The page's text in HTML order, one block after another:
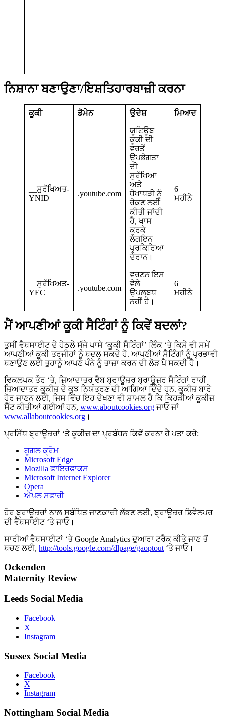
ਨਿਸ਼ਾਨਾ ਬਣਾਉਣਾ/ਇਸ਼ਤਿਹਾਰਬਾਜ਼ੀ ਕਰਨਾ
ਕੂਕੀ ਡੋਮੇਨ ਉਦੇਸ਼ ਮਿਆਦ
__ਸੁਰੱਖਿਅਤ-
YNID
.youtube.com
ਯੂਟਿਊਬ
ਕੂਕੀ ਦੀ
ਵਰਤੋਂ
ਉਪਭੋਗਤਾ
ਦੀ
ਸੁਰੱਖਿਆ
ਅਤੇ
ਧੋਖਾਧੜੀ ਨੂੰ
ਰੋਕਣ ਲਈ
ਕੀਤੀ ਜਾਂਦੀ
ਹੈ, ਖਾਸ
ਕਰਕੇ
ਲੌਗਇਨ
ਪ੍ਰਕਿਰਿਆ
ਦੌਰਾਨ।
6
ਮਹੀਨੇ
__ਸੁਰੱਖਿਅਤ-
YEC
.youtube.com
ਵਰਣਨ ਇਸ
ਵੇਲੇ
ਉਪਲਬਧ
ਨਹੀਂ ਹੈ।
6
ਮਹੀਨੇ
ਮੈਂ ਆਪਣੀਆਂ ਕੂਕੀ ਸੈਟਿੰਗਾਂ ਨੂੰ ਕਿਵੇਂ ਬਦਲਾਂ?
ਤੁਸੀਂ ਵੈਬਸਾਈਟ ਦੇ ਹੇਠਲੇ ਸੱਜੇ ਪਾਸੇ ‘ਕੂਕੀ ਸੈਟਿੰਗਾਂ’ ਲਿੰਕ ‘ਤੇ ਕਿਸੇ ਵੀ ਸਮੇਂ
ਆਪਣੀਆਂ ਕੂਕੀ ਤਰਜੀਹਾਂ ਨੂੰ ਬਦਲ ਸਕਦੇ ਹੋ. ਆਪਣੀਆਂ ਸੈਟਿੰਗਾਂ ਨੂੰ ਪ੍ਰਭਾਵੀ
ਬਣਾਉਣ ਲਈ ਤੁਹਾਨੂੰ ਆਪਣੇ ਪੰਨੇ ਨੂੰ ਤਾਜ਼ਾ ਕਰਨ ਦੀ ਲੋੜ ਪੈ ਸਕਦੀ ਹੈ।
ਵਿਕਲਪਕ ਤੌਰ ‘ਤੇ, ਜ਼ਿਆਦਾਤਰ ਵੈਬ ਬ੍ਰਾਊਜ਼ਰ ਬ੍ਰਾਊਜ਼ਰ ਸੈਟਿੰਗਾਂ ਰਾਹੀਂ
ਜ਼ਿਆਦਾਤਰ ਕੂਕੀਜ਼ ਦੇ ਕੁਝ ਨਿਯੰਤਰਣ ਦੀ ਆਗਿਆ ਦਿੰਦੇ ਹਨ. ਕੂਕੀਜ਼ ਬਾਰੇ
ਹੋਰ ਜਾਣਨ ਲਈ, ਜਿਸ ਵਿੱਚ ਇਹ ਦੇਖਣਾ ਵੀ ਸ਼ਾਮਲ ਹੈ ਕਿ ਕਿਹੜੀਆਂ ਕੂਕੀਜ਼
ਸੈੱਟ ਕੀਤੀਆਂ ਗਈਆਂ ਹਨ, www.aboutcookies.orgਜਾਓ ਜਾਂ
www.allaboutcookies.org ।
ਪ੍ਰਸਿੱਧ ਬ੍ਰਾਊਜ਼ਰਾਂ ‘ਤੇ ਕੂਕੀਜ਼ ਦਾ ਪ੍ਰਬੰਧਨ ਕਿਵੇਂ ਕਰਨਾ ਹੈ ਪਤਾ ਕਰੋ:
ਗੂਗਲ ਕ੍ਰੋਮ
Microsoft Edge
Mozilla ਫਾਇਰਫਾਕਸ
Microsoft Internet Explorer
Opera
ਐਪਲ ਸਫਾਰੀ
ਹੋਰ ਬ੍ਰਾਊਜ਼ਰਾਂ ਨਾਲ ਸਬੰਧਿਤ ਜਾਣਕਾਰੀ ਲੱਭਣ ਲਈ, ਬ੍ਰਾਊਜ਼ਰ ਡਿਵੈਲਪਰ
ਦੀ ਵੈੱਬਸਾਈਟ ‘ਤੇ ਜਾਓ।
ਸਾਰੀਆਂ ਵੈਬਸਾਈਟਾਂ ‘ਤੇ Google Analytics ਦੁਆਰਾ ਟਰੈਕ ਕੀਤੇ ਜਾਣ ਤੋਂ
ਬਚਣ ਲਈ, http://tools.google.com/dlpage/gaoptout ‘ਤੇ ਜਾਓ।
Ockenden
Maternity Review
Leeds Social Media
Facebook
X
Instagram
Sussex Social Media
Facebook
X
Instagram
Nottingham Social Media